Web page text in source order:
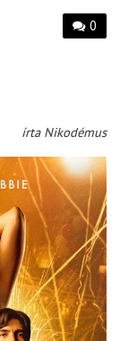
0
írta Nikodémus